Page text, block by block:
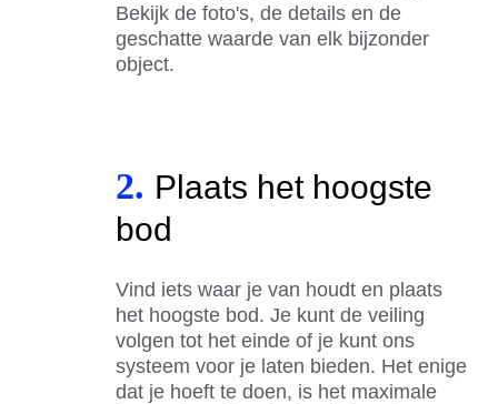
Bekijk de foto's, de details en de
geschatte waarde van elk bijzonder
object.
2. Plaats het hoogste
bod
Vind iets waar je van houdt en plaats
het hoogste bod. Je kunt de veiling
volgen tot het einde of je kunt ons
systeem voor je laten bieden. Het enige
dat je hoeft te doen, is het maximale